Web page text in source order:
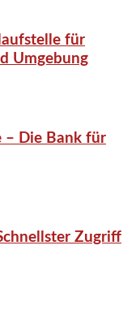
für
Umgebung
– Die Bank für
Zugriff